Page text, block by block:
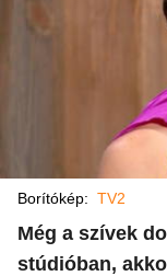
Borítókép: TV2
Még a szívek
stúdióban,